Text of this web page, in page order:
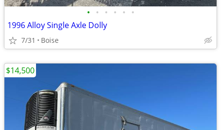
• • • • • •
1996 Alloy Single Axle Dolly
7/31 Boise
$14,500